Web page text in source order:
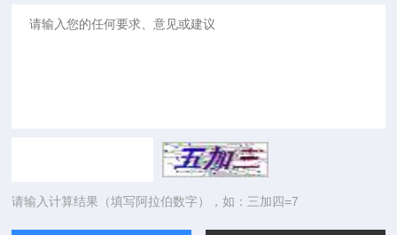
请输入计算结果（填写阿拉伯数字），如：三加四=7